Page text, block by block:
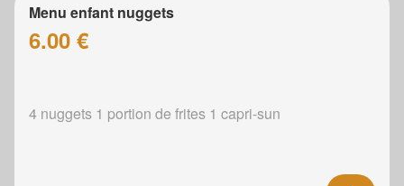
Menu enfant nuggets
6.00 €
4 nuggets 1 portion de frites 1 capri-sun